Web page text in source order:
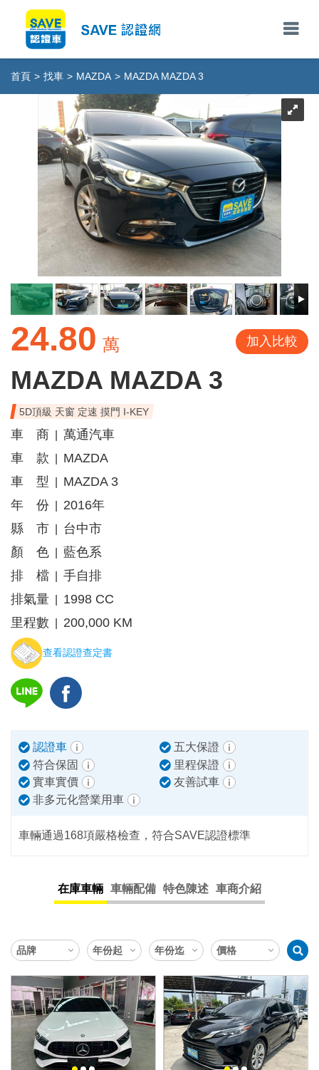
首頁 > 找車 > MAZDA > MAZDA MAZDA 3
24.80 萬 加入比較
MAZDA MAZDA 3
5D頂級 天窗 定速 摸門 I-KEY
車 商
萬通汽車
車 款
MAZDA
車 型
MAZDA 3
年 份
2016年
縣 市
台中市
顏 色
藍色系
排 檔
手自排
排氣量
1998 CC
里程數
200,000 KM
查看認證查定書
認證車
五大保證
符合保固
里程保證
實車實價
友善試車
非多元化營業用車
車輛通過168項嚴格檢查，符合SAVE認證標準
在庫車輛 車輛配備 特色陳述 車商介紹